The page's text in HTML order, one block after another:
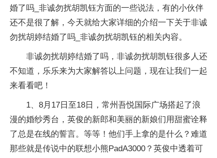
婚了吗_非诚勿扰胡凯钰方面的一些说法，有的小伙伴
还不是很了解，今天就给大家详细的介绍一下关于非诚
勿扰胡婷结婚了吗_非诚勿扰胡凯钰的相关内容。
非诚勿扰胡婷结婚了吗，非诚勿扰胡凯钰很多人还
不知道，乐乐来为大家解答以上问题，现在让我们一起
来看看吧！
1、8月17日至18日，常州吾悦国际广场搭起了浪
漫的婚纱秀台，英俊的新郎和美丽的新娘们用甜蜜诠释
了总是在线的誓言。等等！他们手上拿的是什么？难道
那些就是传说中的联想小熊PadA3000？英俊中透着可